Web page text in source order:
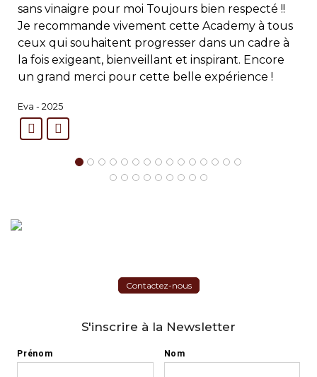
sans vinaigre pour moi Toujours bien respecté !!
Je recommande vivement cette Academy à tous
ceux qui souhaitent progresser dans un cadre à
la fois exigeant, bienveillant et inspirant. Encore
un grand merci pour cette belle expérience !
Eva - 2025
Contactez-nous
S'inscrire à la Newsletter